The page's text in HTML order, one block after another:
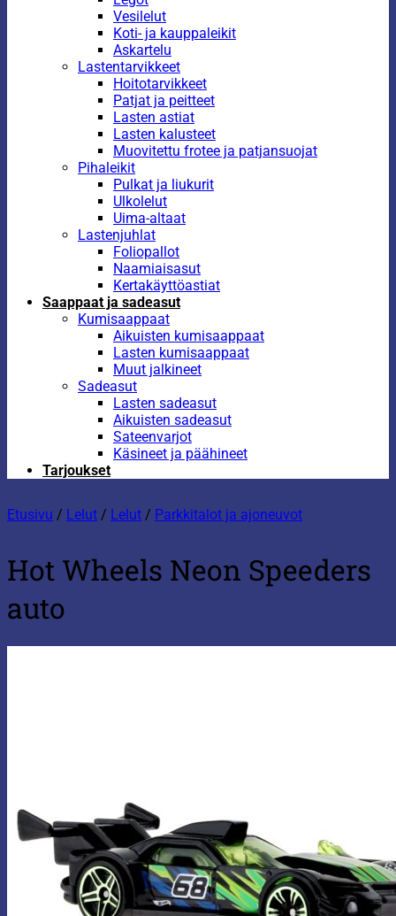
Vesilelut
Koti- ja kauppaleikit
Askartelu
Lastentarvikkeet
Hoitotarvikkeet
Patjat ja peitteet
Lasten astiat
Lasten kalusteet
Muovitettu frotee ja patjansuojat
Pihaleikit
Pulkat ja liukurit
Ulkolelut
Uima-altaat
Lastenjuhlat
Foliopallot
Naamiaisasut
Kertakäyttöastiat
Saappaat ja sadeasut
Kumisaappaat
Aikuisten kumisaappaat
Lasten kumisaappaat
Muut jalkineet
Sadeasut
Lasten sadeasut
Aikuisten sadeasut
Sateenvarjot
Käsineet ja päähineet
Tarjoukset
Etusivu / Lelut / Lelut / Parkkitalot ja ajoneuvot
Hot Wheels Neon Speeders
auto